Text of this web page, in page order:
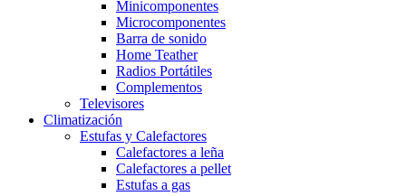
Minicomponentes
Microcomponentes
Barra de sonido
Home Teather
Radios Portátiles
Complementos
Televisores
Climatización
Estufas y Calefactores
Calefactores a leña
Calefactores a pellet
Estufas a gas